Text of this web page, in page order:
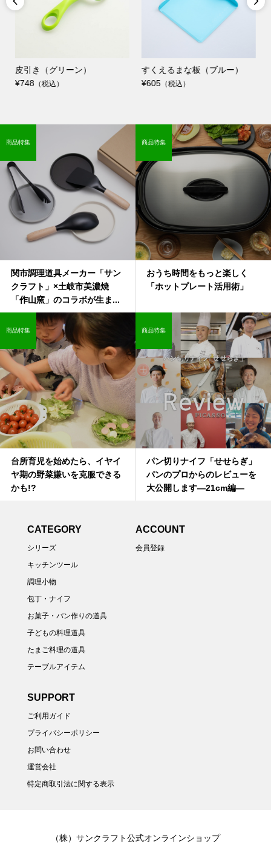
皮引き（グリーン）
¥748 （税込）
すくえるまな板（ブルー）
¥605（税込）
関市調理道具メーカー「サン
クラフト」×土岐市美濃焼
「作山窯」のコラボが生ま...
商品特集
おうち時間をもっと楽しく
「ホットプレート活用術」
商品特集
台所育児を始めたら、イヤイ
ヤ期の野菜嫌いを克服できる
かも!?
商品特集
パン切りナイフ「せせらぎ」
パンのプロからのレビューを
大公開します―21cm編—
商品特集
CATEGORY
シリーズ
キッチンツール
調理小物
包丁・ナイフ
お菓子・パン作りの道具
子どもの料理道具
たまご料理の道具
テーブルアイテム
ACCOUNT
会員登録
SUPPORT
ご利用ガイド
プライバシーポリシー
お問い合わせ
運営会社
特定商取引法に関する表示
（株）サンクラフト公式オンラインショップ